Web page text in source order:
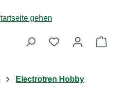
Electrotren Hobby